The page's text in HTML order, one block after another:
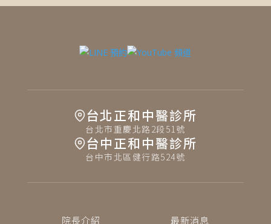
台北正和中醫診所
台北市重慶北路2段51號
台中正和中醫診所
台中市北區健行路524號
院長介紹 最新消息